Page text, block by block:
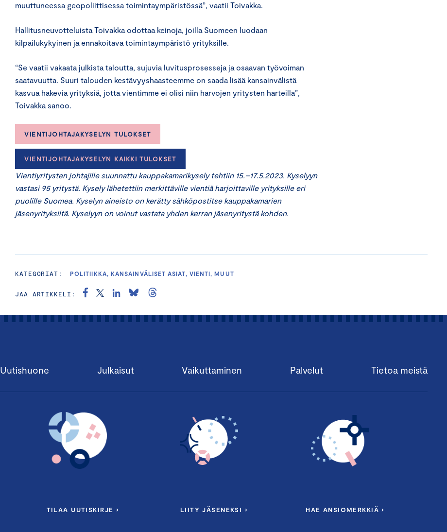
muuttuneessa geopoliittisessa toimintaympäristössä”, vaatii Toivakka.
Hallitusneuvotteluista Toivakka odottaa keinoja, joilla Suomeen luodaan
kilpailukykyinen ja ennakoitava toimintaympäristö yrityksille.
“Se vaatii vakaata julkista taloutta, sujuvia luvitusprosesseja ja osaavan työvoiman
saatavuutta. Suuri talouden kestävyyshaasteemme on saada lisää kansainvälistä
kasvua hakevia yrityksiä, jotta vientimme ei olisi niin harvojen yritysten harteilla”,
Toivakka sanoo.
VIENTIJOHTAJAKYSELYN TULOKSET
VIENTIJOHTAJAKYSELYN KAIKKI TULOKSET
Vientiyritysten johtajille suunnattu kauppakamarikysely tehtiin 15.–17.5.2023. Kyselyyn
vastasi 95 yritystä. Kysely lähetettiin merkittäville vientiä harjoittaville yrityksille eri
puolille Suomea. Kyselyn aineisto on kerätty sähköpostitse kauppakamarien
jäsenyrityksiltä. Kyselyyn on voinut vastata yhden kerran jäsenyritystä kohden.
KATEGORIAT: POLITIIKKA, KANSAINVÄLISET ASIAT, VIENTI, MUUT
JAA ARTIKKELI:
Uutishuone Julkaisut Vaikuttaminen Palvelut Tietoa meistä
TILAA UUTISKIRJE › LIITY JÄSENEKSI › HAE ANSIOMERKKIÄ ›